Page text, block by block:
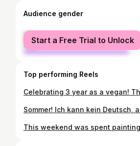
Audience gender
female
male
Start a Free Trial to Unlock
Top performing Reels